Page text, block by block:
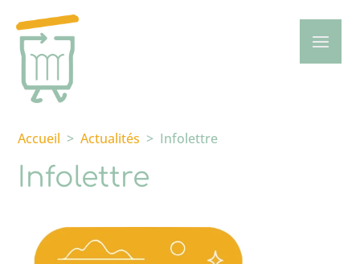
Accueil >Actualités > Infolettre
Infolettre